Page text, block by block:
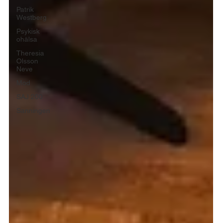
Patrik
Westberg
Psykisk
ohälsa
Theresia
Olsson
Neve
Mod